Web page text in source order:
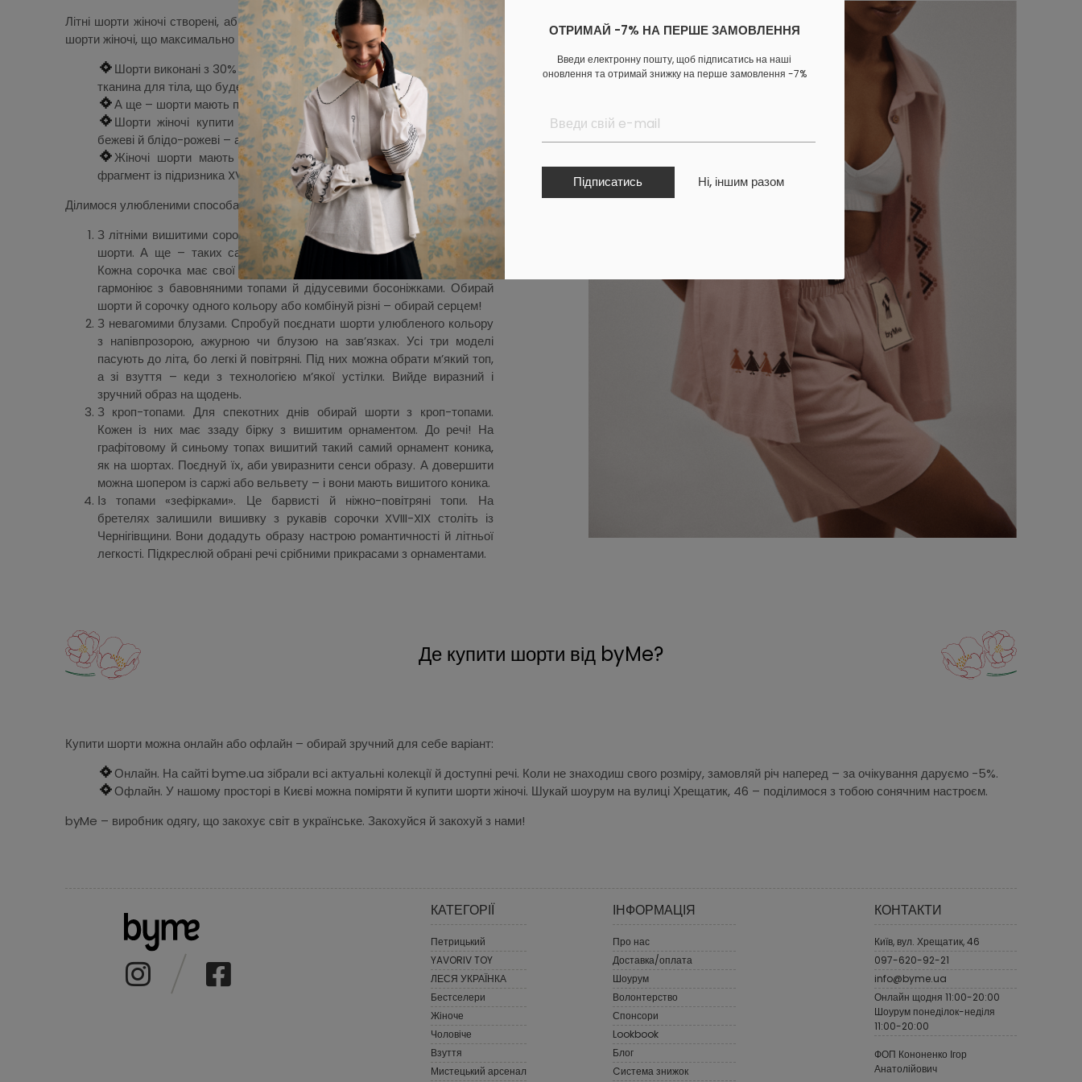
ОТРИМАЙ -7% НА ПЕРШЕ ЗАМОВЛЕННЯ
Введи електронну пошту, щоб підписатись на наші
оновлення та отримай знижку на перше замовлення -7%
Підписатись Ні, іншим разом
Літні шорти жіночі створені, аби закохувати в деталі. Ми прагнули створити
шорти жіночі, що максимально пасуватимуть літу – яскравому й щирому.
Шорти виконані з 30% льону й 70% бавовни – це безпечна й зручна
тканина для тіла, що буде комфортною і в літню спеку.
А ще – шорти мають простору форму, аби тіло було вільним.
Шорти жіночі купити можна п’яти кольорів: чорні, блакитні, руді,
бежеві й блідо-рожеві – аби кожна знайшла колір свого літа.
Жіночі шорти мають бірку з вишитим орнаментом коника – це
фрагмент із підризника XVIII століття села Гирине Глухівського повіту.
Ділимося улюбленими способами стилізувати літні шорти:
З літніми вишитими сорочками. Сорочки виконані з такої тканини, як і
шорти. А ще – таких самих кольорів, аби поєднувати їх у костюм.
Кожна сорочка має свої орнаменти, взяті з килимів Поділля. Костюм
гармоніює з бавовняними топами й дідусевими босоніжками. Обирай
шорти й сорочку одного кольору або комбінуй різні – обирай серцем!
З невагомими блузами. Спробуй поєднати шорти улюбленого кольору
з напівпрозорою, ажурною чи блузою на зав’язках. Усі три моделі
пасують до літа, бо легкі й повітряні. Під них можна обрати м’який топ,
а зі взуття – кеди з технологією м’якої устілки. Вийде виразний і
зручний образ на щодень.
З кроп-топами. Для спекотних днів обирай шорти з кроп-топами.
Кожен із них має ззаду бірку з вишитим орнаментом. До речі! На
графітовому й синьому топах вишитий такий самий орнамент коника,
як на шортах. Поєднуй їх, аби увиразнити сенси образу. А довершити
можна шопером із саржі або вельвету – і вони мають вишитого коника.
Із топами «зефірками». Це барвисті й ніжно-повітряні топи. На
бретелях залишили вишивку з рукавів сорочки XVIII-XIX століть із
Чернігівщини. Вони додадуть образу настрою романтичності й літньої
легкості. Підкреслюй обрані речі срібними прикрасами з орнаментами.
Де купити шорти від byMe?
Купити шорти можна онлайн або офлайн – обирай зручний для себе варіант:
Онлайн. На сайті byme.ua зібрали всі актуальні колекції й доступні речі. Коли не знаходиш свого розміру, замовляй річ наперед – за очікування даруємо -5%.
Офлайн. У нашому просторі в Києві можна поміряти й купити шорти жіночі. Шукай шоурум на вулиці Хрещатик, 46 – поділимося з тобою сонячним настроєм.
byMe – виробник одягу, що закохує світ в українське. Закохуйся й закохуй з нами!
КАТЕГОРІЇ
Петрицький
YAVORIV TOY
ЛЕСЯ УКРАЇНКА
Бестселери
Жіноче
Чоловіче
Взуття
Мистецький арсенал
ІНФОРМАЦІЯ
Про нас
Доставка/оплата
Шоурум
Волонтерство
Спонсори
Lookbook
Блог
Cистема знижок
КОНТАКТИ
Київ, вул. Хрещатик, 46
097-620-92-21
info@byme.ua
Онлайн щодня 11:00-20:00
Шоурум понеділок-неділя
11:00-20:00
ФОП Кононенко Ігор
Анатолійович